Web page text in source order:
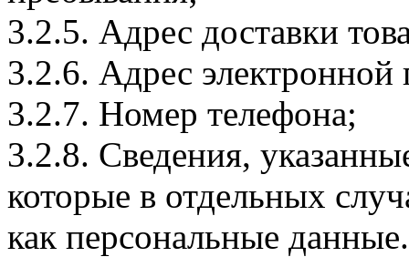
3.2.5. Адрес доставки
3.2.6. Адрес электронной
3.2.7. Номер телефона;
3.2.8. Сведения,
которые в отдельных
как персональные данные.